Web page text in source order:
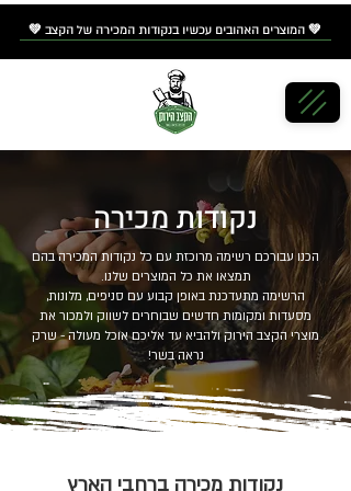
💚 המוצרים האהובים עכשיובנקודות המכירה של הקצב 💚
נקודות מכירה
הכנו עבורכם רשימה מרוכזת עם כל נקודות המכירה בהם
תמצאו את כל המוצרים שלנו.
הרשימה מתעדכנת באופן קבוע עם סניפים, מלונות,
מסעדות ומקומות חדשים שבוחרים לשווק ולמכור את
מוצרי הקצב הירוק ולהביא עד אליכם אוכל מעולה - שרק
נראה בשר!
נקודות מכירה ברחבי הארץ